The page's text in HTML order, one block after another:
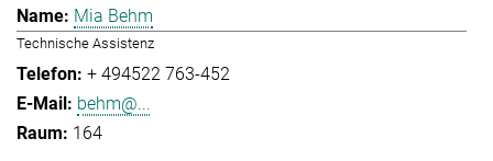
Mia Behm
Technische Assistenz
+ 494522 763-452
behm@...
164